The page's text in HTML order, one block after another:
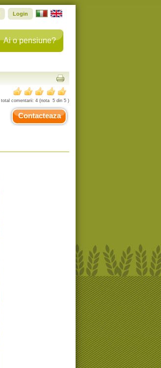
Ai o pensiune?
Login
total comentarii: 4 (nota 5 din 5 )
Contacteaza